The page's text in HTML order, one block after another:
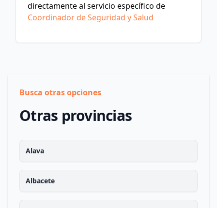
directamente al servicio específico de
Coordinador de Seguridad y Salud
Busca otras opciones
Otras provincias
Alava
Albacete